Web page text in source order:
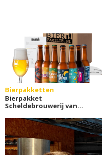
Bierpakketten
Bierpakket
Scheldebrouwerij van